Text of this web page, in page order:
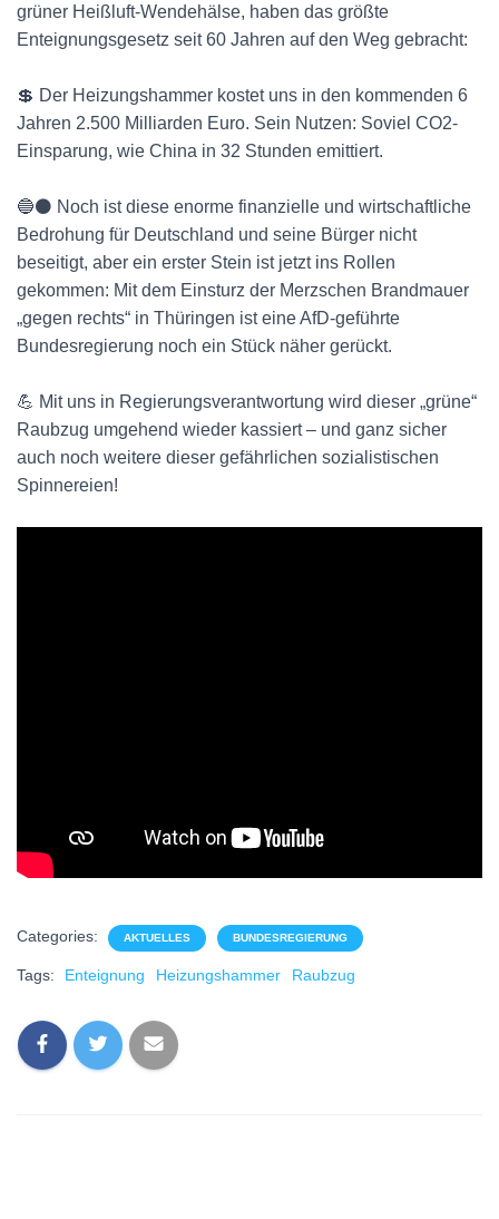
grüner Heißluft-Wendehälse, haben das größte
Enteignungsgesetz seit 60 Jahren auf den Weg gebracht:
💲 Der Heizungshammer kostet uns in den kommenden 6
Jahren 2.500 Milliarden Euro. Sein Nutzen: Soviel CO2-
Einsparung, wie China in 32 Stunden emittiert.
🔵⚫️ Noch ist diese enorme finanzielle und wirtschaftliche
Bedrohung für Deutschland und seine Bürger nicht
beseitigt, aber ein erster Stein ist jetzt ins Rollen
gekommen: Mit dem Einsturz der Merzschen Brandmauer
„gegen rechts“ in Thüringen ist eine AfD-geführte
Bundesregierung noch ein Stück näher gerückt.
💪 Mit uns in Regierungsverantwortung wird dieser „grüne“
Raubzug umgehend wieder kassiert – und ganz sicher
auch noch weitere dieser gefährlichen sozialistischen
Spinnereien!
Categories: AKTUELLES BUNDESREGIERUNG
Tags: Enteignung Heizungshammer Raubzug